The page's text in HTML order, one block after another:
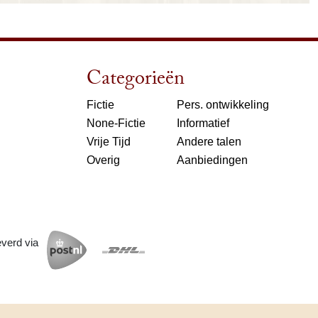
Categorieën
Fictie
None-Fictie
Vrije Tijd
Overig
Pers. ontwikkeling
Informatief
Andere talen
Aanbiedingen
via